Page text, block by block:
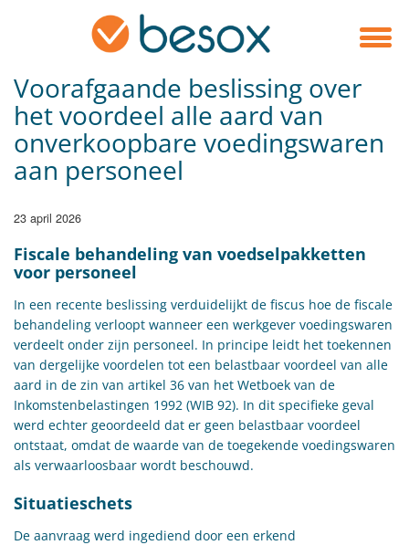
Voorafgaande beslissing over
het voordeel alle aard van
onverkoopbare voedingswaren
aan personeel
23 april 2026
​Fiscale behandeling van voedselpakketten
voor personeel
In een recente beslissing verduidelijkt de fiscus hoe de fiscale
behandeling verloopt wanneer een werkgever voedingswaren
verdeelt onder zijn personeel. In principe leidt het toekennen
van dergelijke voordelen tot een belastbaar voordeel van alle
aard in de zin van artikel 36 van het Wetboek van de
Inkomstenbelastingen 1992 (WIB 92). In dit specifieke geval
werd echter geoordeeld dat er geen belastbaar voordeel
ontstaat, omdat de waarde van de toegekende voedingswaren
als verwaarloosbaar wordt beschouwd.
Situatieschets
De aanvraag werd ingediend door een erkend